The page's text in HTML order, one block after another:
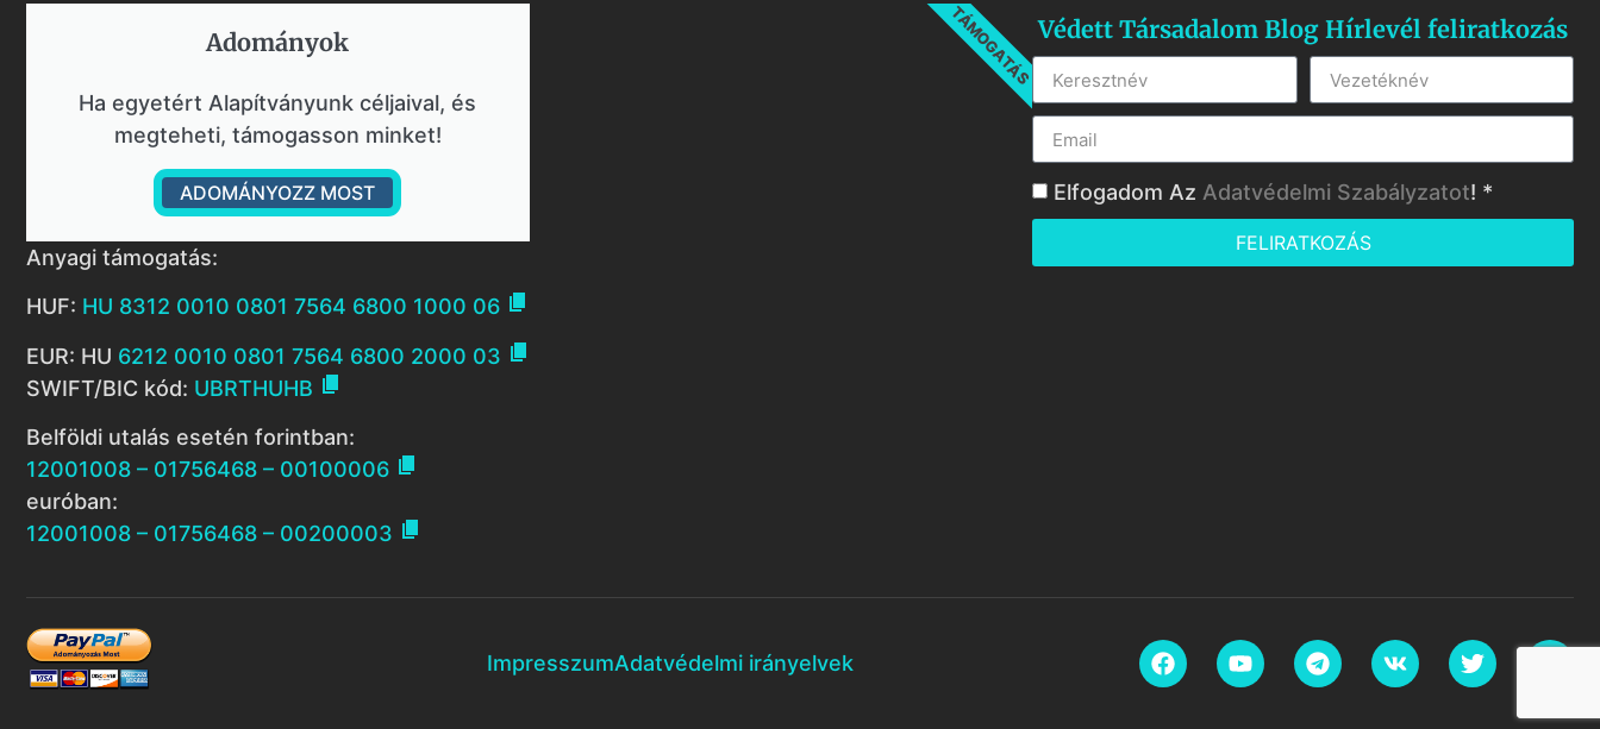
Adományok​
Ha egyetért Alapítványunk céljaival, és
megteheti, támogasson minket!
ADOMÁNYOZZ MOST
TÁMOGATÁS
Anyagi támogatás:
HUF: HU 8312 0010 0801 7564 6800 1000 06 
EUR: HU 6212 0010 0801 7564 6800 2000 03 
SWIFT/BIC kód: UBRTHUHB 
Belföldi utalás esetén forintban:
12001008 – 01756468 – 00100006 
euróban:
12001008 – 01756468 – 00200003 
Védett Társadalom Blog Hírlevél feliratkozás
Elfogadom Az Adatvédelmi Szabályzatot! *
FELIRATKOZÁS
ImpresszumAdatvédelmi irányelvek